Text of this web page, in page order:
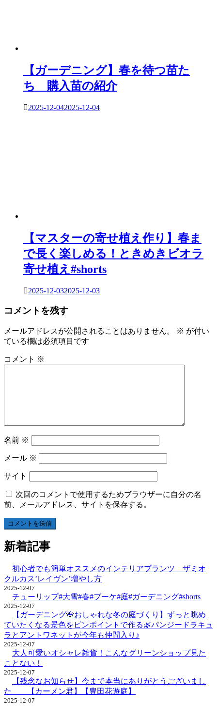
【ガーデニング】春を待つ苗た
ち 購入苗の紹介
2025-12-042025-12-04
【マスターの寄せ植え作り】春ま
で長く楽しめる！ときめきビオラ
寄せ植え#shorts
2025-12-032025-12-03
コメントを残す
メールアドレスが公開されることはありません。 ※ が付い
ている欄は必須項目です
コメント ※
名前 ※
メール ※
サイト
次回のコメントで使用するためブラウザーに自分の名
前、メールアドレス、サイトを保存する。
新着記事
初心者でも簡単オススメのインテリアプランツ ザミオ
クルカス’レイヴン’増やし方
2025-12-07
チューリップ#大雪#春#ブーケ#庭#ガーデニング#shorts
2025-12-07
【ガーデニング🌺おしゃれな冬の庭づくり】ずっと眺め
ていたくなる景色をピンポイントで作る🌿パンジードラキュ
ラとアントワネットが今年も仲間入り♪
2025-12-07
大人可愛いオシャレ雑貨！こんなグリーンショップ見た
ことない！
2025-12-07
【残念なお知らせ】今まで本当にありがとうございまし
た 【カーメン君】【豊田花遊庭】
2025-12-07